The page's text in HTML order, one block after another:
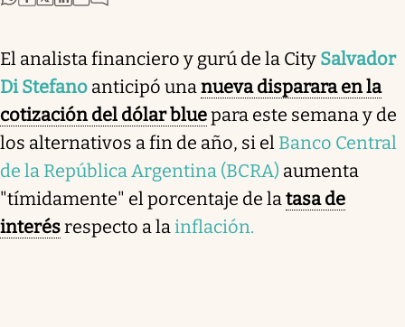
El analista financiero y gurú de la City Salvador
Di Stefano anticipó unanueva disparara en la
cotización del dólar bluepara este semana y de
los alternativos a fin de año, si el Banco Central
de la República Argentina (BCRA) aumenta
"tímidamente" el porcentaje de latasa de
interésrespecto a lainflación.